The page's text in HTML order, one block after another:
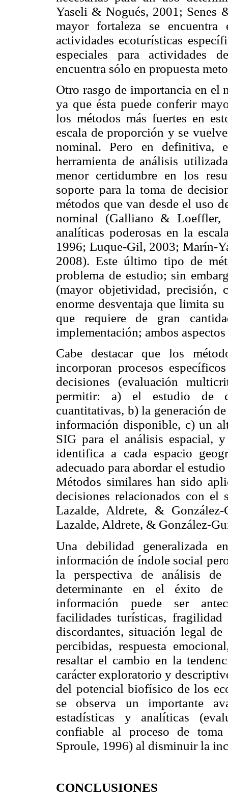
Yaseli & Nogués, 2001; Senes
mayor fortaleza se
actividades ecoturísticas
especiales para actividades
encuentra sólo en propuesta
Otro rasgo de importancia en el
ya que ésta puede conferir
los métodos más fuertes en
escala de proporción y se
nominal. Pero en definitiva,
herramienta de análisis
menor certidumbre en los
soporte para la toma de
métodos que van desde el uso
nominal (Galliano & Loeffler,
analíticas poderosas en la
1996; Luque-Gil, 2003; Marín-
2008). Este último tipo de
problema de estudio; sin
(mayor objetividad, precisión,
enorme desventaja que limita
que requiere de gran
implementación; ambos
Cabe destacar que los
incorporan procesos
decisiones (evaluación
permitir: a) el estudio de
cuantitativas, b) la generación
información disponible, c) un
SIG para el análisis espacial,
identifica a cada espacio
adecuado para abordar el
Métodos similares han sido
decisiones relacionados con el
Lazalde, Aldrete, &
Lazalde, Aldrete, & González-
Una debilidad generalizada
información de índole social
la perspectiva de análisis
determinante en el éxito
información puede ser
facilidades turísticas, fragilidad
discordantes, situación legal de
percibidas, respuesta
resaltar el cambio en la
carácter exploratorio y
del potencial biofísico de los
se observa un importante
estadísticas y analíticas
confiable al proceso de
Sproule, 1996) al disminuir la
CONCLUSIONES